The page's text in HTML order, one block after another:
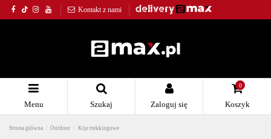
Kontakt z nami
Menu Szukaj Zaloguj się
0
Koszyk
Strona główna Outdoor Kije trekkingowe